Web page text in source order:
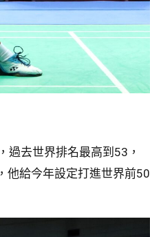
過去世界排名最高到53，
他給今年設定打進世界前50